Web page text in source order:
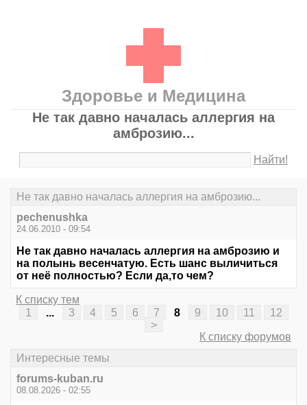
Здоровье и Медицина
Не так давно началась аллергия на
амброзию...
Найти!
Не так давно началась аллергия на амброзию...
pechenushka
24.06.2010 - 09:54
Не так давно началась аллергия на амброзию и
на полынь весенчатую. Есть шанс выличиться
от неё полностью? Если да,то чем?
К списку тем
1
3 4 5 6 7 8 9 10 11
12
>
К списку форумов
Интересные темы
forums-kuban.ru
08.08.2026 - 02:55